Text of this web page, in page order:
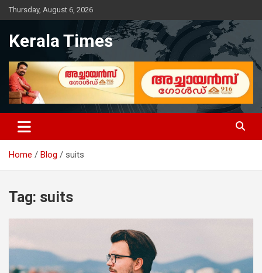
Skip
to
Thursday, August 6, 2026
Kerala Times
Home Blog suits
Tag: suits